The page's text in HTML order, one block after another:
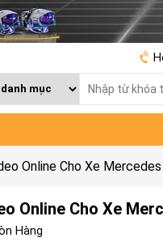
Online Cho Xe
Online Cho Xe
Hàng